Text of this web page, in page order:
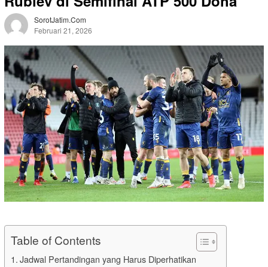
SorotJatim.com
Februari 21, 2026
Table of Contents
Jadwal Pertandingan yang Harus Diperhatikan